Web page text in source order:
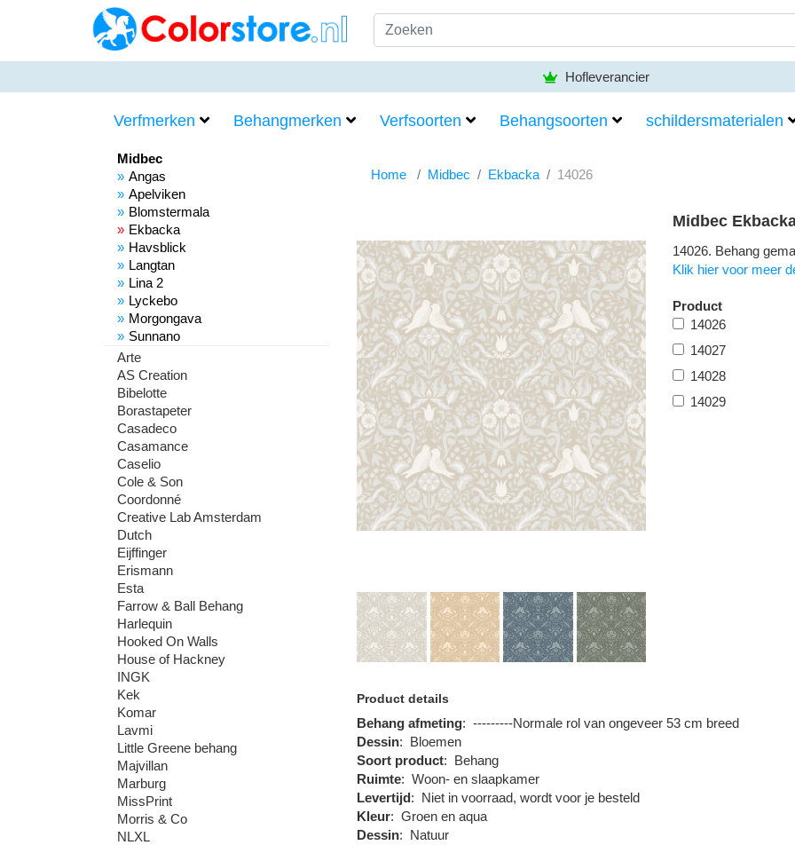
Hofleverancier
Verfmerken Behangmerken Verfsoorten Behangsoorten schildersmaterialen
Midbec
Angas
Apelviken
Blomstermala
Ekbacka
Havsblick
Langtan
Lina 2
Lyckebo
Morgongava
Sunnano
Arte
AS Creation
Bibelotte
Borastapeter
Casadeco
Casamance
Caselio
Cole & Son
Coordonné
Creative Lab Amsterdam
Dutch
Eijffinger
Erismann
Esta
Farrow & Ball Behang
Harlequin
Hooked On Walls
House of Hackney
INGK
Kek
Komar
Lavmi
Little Greene behang
Majvillan
Marburg
MissPrint
Morris & Co
NLXL
Home Midbec Ekbacka 14026
Midbec
14026. Behang
Klik hier voor meer
Product
14026
14027
14028
14029
Product details
Behang afmeting: ---------Normale rol van ongeveer 53 cm breed
Dessin: Bloemen
Soort product: Behang
Ruimte: Woon- en slaapkamer
Levertijd: Niet in voorraad, wordt voor je besteld
Kleur: Groen en aqua
Dessin: Natuur